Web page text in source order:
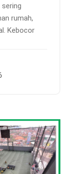
rumah,
Kebocor